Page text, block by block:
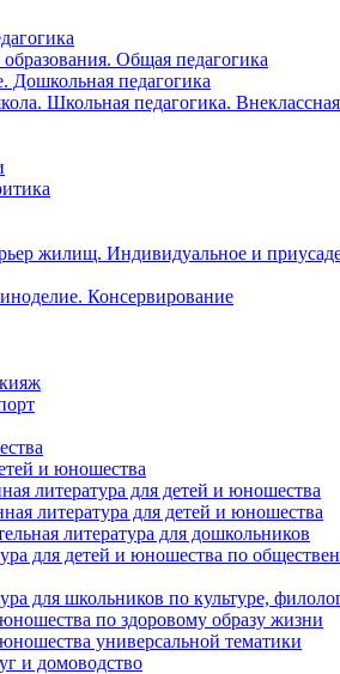
Общая педагогика
Дошкольная педагогика
Школьная педагогика.
жилищ. Индивидуальное и
Консервирование
и юношества
литература для детей и юношества
литература для детей и юношества
литература для дошкольников
для детей и юношества по
для школьников по культуре,
по здоровому образу жизни
универсальной тематики
и домоводство